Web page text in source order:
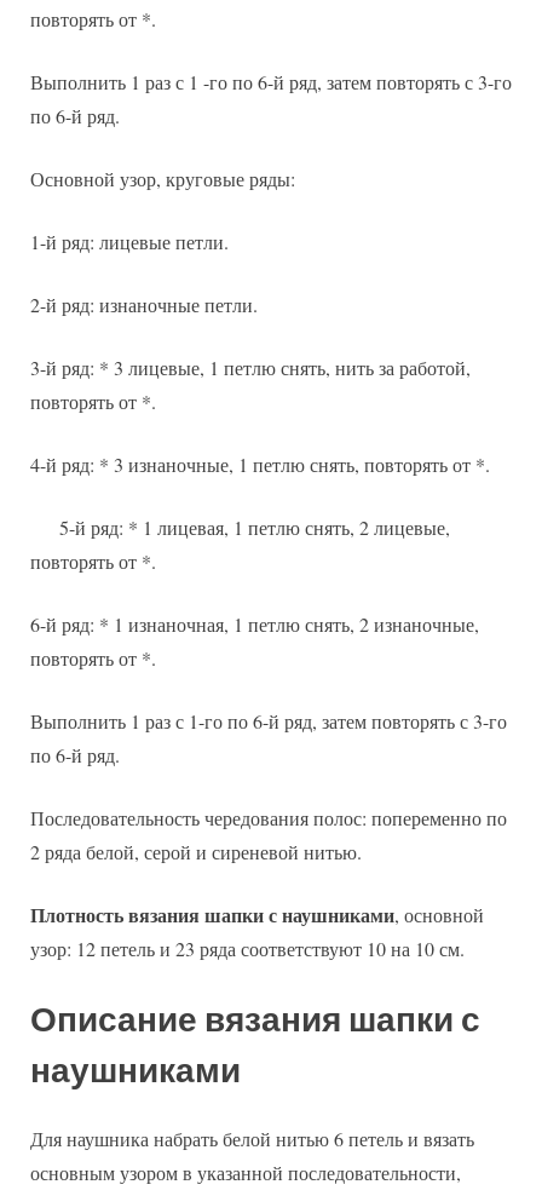
повторять от *.
Выполнить 1 раз с 1 -го по 6-й ряд, затем повторять с 3-го
по 6-й ряд.
Основной узор, круговые ряды:
1-й ряд: лицевые петли.
2-й ряд: изнаночные петли.
3-й ряд: * 3 лицевые, 1 петлю снять, нить за работой,
повторять от *.
4-й ряд: * 3 изнаночные, 1 петлю снять, повторять от *.
5-й ряд: * 1 лицевая, 1 петлю снять, 2 лицевые,
повторять от *.
6-й ряд: * 1 изнаночная, 1 петлю снять, 2 изнаночные,
повторять от *.
Выполнить 1 раз с 1-го по 6-й ряд, затем повторять с 3-го
по 6-й ряд.
Последовательность чередования полос: попеременно по
2 ряда белой, серой и сиреневой нитью.
Плотность вязания шапки с наушниками, основной
узор: 12 петель и 23 ряда соответствуют 10 на 10 см.
Описание вязания шапки с
наушниками
Для наушника набрать белой нитью 6 петель и вязать
основным узором в указанной последовательности,